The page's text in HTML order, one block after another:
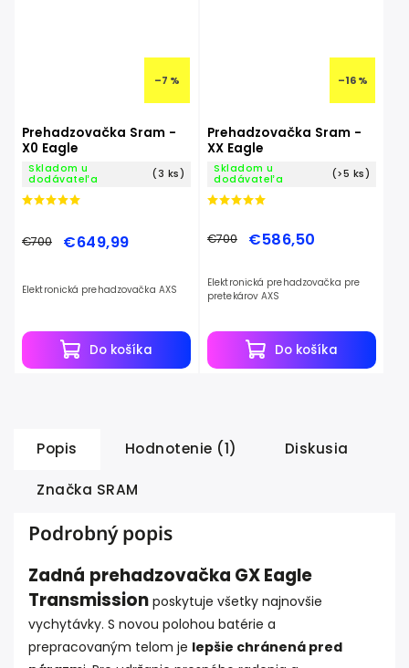
–7 %
Prehadzovačka Sram -
X0 Eagle
Skladom u
dodávateľa
(3 ks)
€700 €649,99
Do košíka
Elektronická prehadzovačka AXS
–16 %
Prehadzovačka Sram -
XX Eagle
Skladom u
dodávateľa
(>5 ks)
€700 €586,50
Do košíka
Elektronická prehadzovačka pre
pretekárov AXS
Popis Hodnotenie (1) Diskusia
Značka SRAM
Podrobný popis
Zadná prehadzovačka GX Eagle
Transmission poskytuje všetky najnovšie
vychytávky. S novou polohou batérie a
prepracovaným telom je lepšie chránená pred